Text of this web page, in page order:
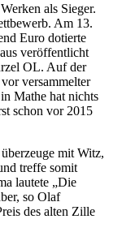
als Sieger.
Am 13.
Euro dotierte
veröffentlicht
OL. Auf der
versammelter
Mathe hat nichts
schon vor 2015
mit Witz,
treffe somit
lautete „Die
so Olaf
des alten Zille